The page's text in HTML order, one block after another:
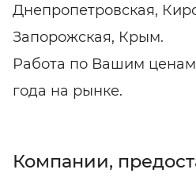
Днепропетровская,
Запорожская, Крым.
Работа по Вашим
года на рынке.
Компании,